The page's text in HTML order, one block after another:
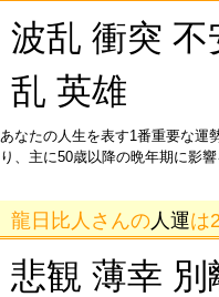
波乱 衝突 不
乱 英雄
あなたの人生を表す1番重要な運
り、主に50歳以降の晩年期に影
龍日比人さんの 人運は
悲観 薄幸